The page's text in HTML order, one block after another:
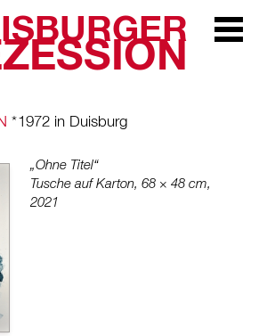
Zur
*1972 in Duisburg
„Ohne Titel“
Tusche auf Karton, 68 × 48 cm,
2021